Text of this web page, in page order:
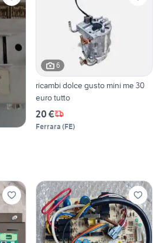
6
ricambi dolce gusto mini me 30
euro tutto
20 €
Ferrara (FE)